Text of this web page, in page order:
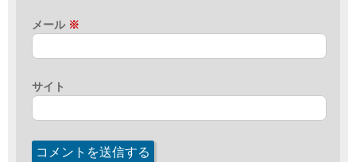
メール ※
サイト